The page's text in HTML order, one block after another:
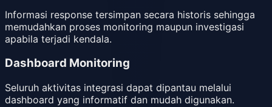
Informasi response tersimpan secara historis sehingga
memudahkan proses monitoring maupun investigasi
apabila terjadi kendala.
Dashboard Monitoring
Seluruh aktivitas integrasi dapat dipantau melalui
dashboard yang informatif dan mudah digunakan.